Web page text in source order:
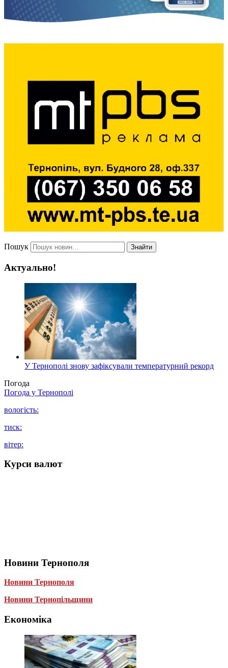
Пошук Знайти
Актуально!
У Тернополі знову зафіксували температурний рекорд
Погода
Погода у Тернополі
вологість:
тиск:
вітер:
Курси валют
Новини Тернополя
Новини Тернополя
Новини Тернопільщини
Економіка